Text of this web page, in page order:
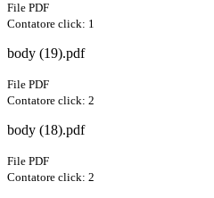
File PDF
Contatore click: 1
body (19).pdf
File PDF
Contatore click: 2
body (18).pdf
File PDF
Contatore click: 2